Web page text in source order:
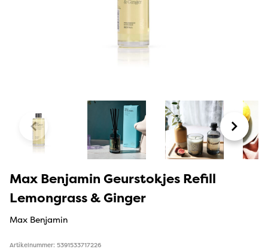
Max Benjamin Geurstokjes Refill
Lemongrass & Ginger
Max Benjamin
Artikelnummer: 5391533717226